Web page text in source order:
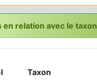
en relation avec le taxon
Taxon